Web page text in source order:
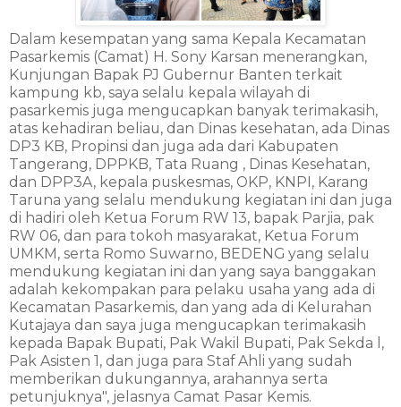
Dalam kesempatan yang sama Kepala Kecamatan
Pasarkemis (Camat) H. Sony Karsan menerangkan,
Kunjungan Bapak PJ Gubernur Banten terkait
kampung kb, saya selalu kepala wilayah di
pasarkemis juga mengucapkan banyak terimakasih,
atas kehadiran beliau, dan Dinas kesehatan, ada Dinas
DP3 KB, Propinsi dan juga ada dari Kabupaten
Tangerang, DPPKB, Tata Ruang , Dinas Kesehatan,
dan DPP3A, kepala puskesmas, OKP, KNPI, Karang
Taruna yang selalu mendukung kegiatan ini dan juga
di hadiri oleh Ketua Forum RW 13, bapak Parjia, pak
RW 06, dan para tokoh masyarakat, Ketua Forum
UMKM, serta Romo Suwarno, BEDENG yang selalu
mendukung kegiatan ini dan yang saya banggakan
adalah kekompakan para pelaku usaha yang ada di
Kecamatan Pasarkemis, dan yang ada di Kelurahan
Kutajaya dan saya juga mengucapkan terimakasih
kepada Bapak Bupati, Pak Wakil Bupati, Pak Sekda l,
Pak Asisten 1, dan juga para Staf Ahli yang sudah
memberikan dukungannya, arahannya serta
petunjuknya", jelasnya Camat Pasar Kemis.